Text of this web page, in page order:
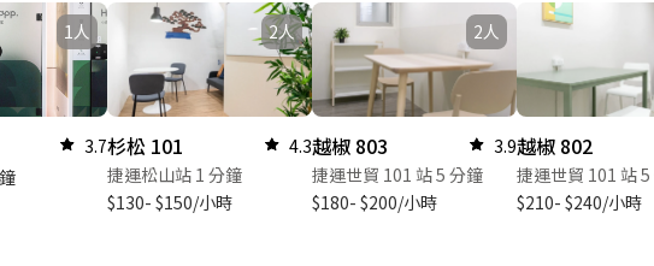
1人
3.7
2人
杉松 101
4.3
捷運松山站 1 分鐘
$130- $150/小時
2人
越椒 803
3.9
捷運世貿 101 站 5 分鐘
$180- $200/小時
越椒 802
捷運世貿 101 站
$210- $240/小時